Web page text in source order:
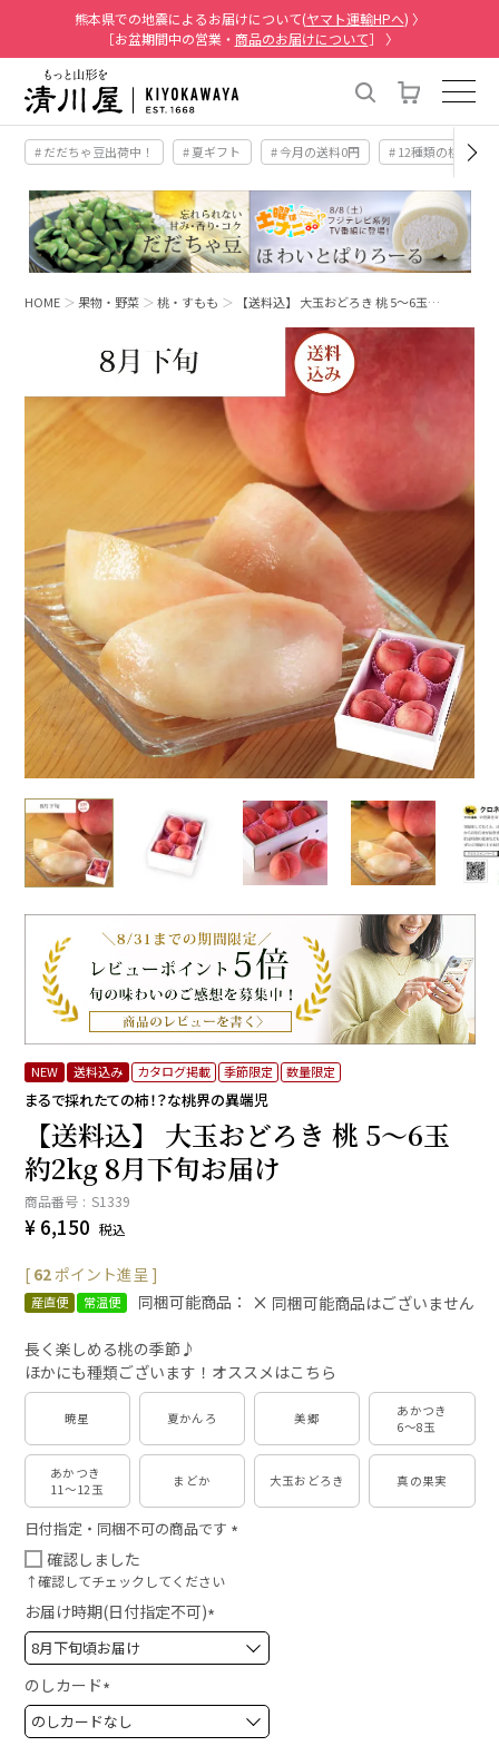
熊本県での地震によるお届けについて(ヤマト運輸HPへ) 〉
［お盆期間中の営業・ 商品のお届けについて］ 〉
# だだちゃ豆出荷中！ # 夏ギフト # 今月の送料0円 # 12種類の桃
HOME 果物・野菜 桃・すもも 【送料込】 大玉おどろき 桃 5～6玉…
NEW 送料込み カタログ掲載 季節限定 数量限定
まるで採れたての柿！？な桃界の異端児
【送料込】 大玉おどろき 桃 5～6玉
約2kg 8月下旬お届け
商品番号 S1339
¥ 6,150 税込
[ 62ポイント進呈 ]
産直便 常温便 同梱可能商品： 同梱可能商品はございません
長く楽しめる桃の季節♪
ほかにも種類ございます！オススメはこちら
暁星 夏かんろ 美郷
あかつき
6～8玉
あかつき
11～12玉
まどか 大玉おどろき 真の果実
日付指定・同梱不可の商品です
確認しました
↑確認してチェックしてください
お届け時期(日付指定不可)
(
必
)
のしカード
(
必